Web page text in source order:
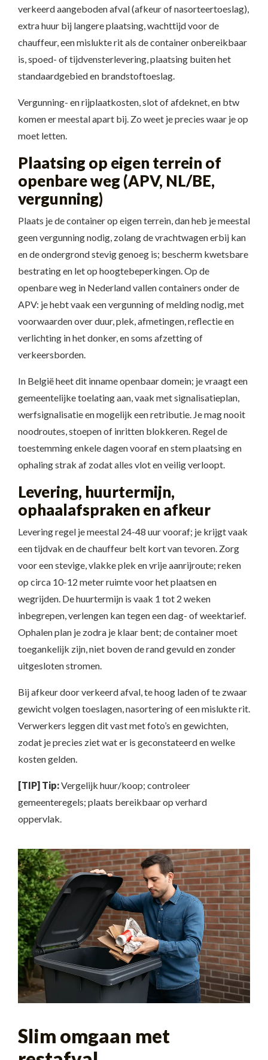
verkeerd aangeboden afval (afkeur of nasorteertoeslag),
extra huur bij langere plaatsing, wachttijd voor de
chauffeur, een mislukte rit als de container onbereikbaar
is, spoed- of tijdvensterlevering, plaatsing buiten het
standaardgebied en brandstoftoeslag.
Vergunning- en rijplaatkosten, slot of afdeknet, en btw
komen er meestal apart bij. Zo weet je precies waar je op
moet letten.
Plaatsing op eigen terrein of
openbare weg (APV, NL/BE,
vergunning)
Plaats je de container op eigen terrein, dan heb je meestal
geen vergunning nodig, zolang de vrachtwagen erbij kan
en de ondergrond stevig genoeg is; bescherm kwetsbare
bestrating en let op hoogtebeperkingen. Op de
openbare weg in Nederland vallen containers onder de
APV: je hebt vaak een vergunning of melding nodig, met
voorwaarden over duur, plek, afmetingen, reflectie en
verlichting in het donker, en soms afzetting of
verkeersborden.
In België heet dit inname openbaar domein; je vraagt een
gemeentelijke toelating aan, vaak met signalisatieplan,
werfsignalisatie en mogelijk een retributie. Je mag nooit
noodroutes, stoepen of inritten blokkeren. Regel de
toestemming enkele dagen vooraf en stem plaatsing en
ophaling strak af zodat alles vlot en veilig verloopt.
Levering, huurtermijn,
ophaalafspraken en afkeur
Levering regel je meestal 24-48 uur vooraf; je krijgt vaak
een tijdvak en de chauffeur belt kort van tevoren. Zorg
voor een stevige, vlakke plek en vrije aanrijroute; reken
op circa 10-12 meter ruimte voor het plaatsen en
wegrijden. De huurtermijn is vaak 1 tot 2 weken
inbegrepen, verlengen kan tegen een dag- of weektarief.
Ophalen plan je zodra je klaar bent; de container moet
toegankelijk zijn, niet boven de rand gevuld en zonder
uitgesloten stromen.
Bij afkeur door verkeerd afval, te hoog laden of te zwaar
gewicht volgen toeslagen, nasortering of een mislukte rit.
Verwerkers leggen dit vast met foto’s en gewichten,
zodat je precies ziet wat er is geconstateerd en welke
kosten gelden.
[TIP] Tip:Vergelijk huur/koop; controleer
gemeenteregels; plaats bereikbaar op verhard
oppervlak.
Slim omgaan met